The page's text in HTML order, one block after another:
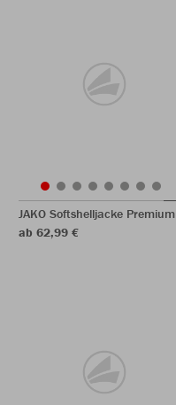
JAKO Softshelljacke Premium
ab 62,99 €